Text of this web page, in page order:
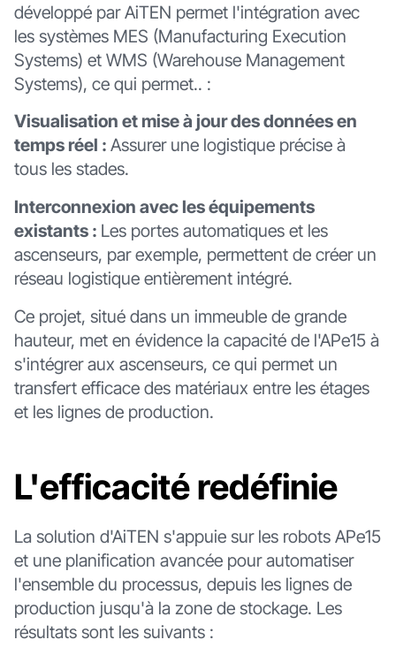
développé par AiTEN permet l'intégration avec
les systèmes MES (Manufacturing Execution
Systems) et WMS (Warehouse Management
Systems), ce qui permet.. :
Visualisation et mise à jour des données en
temps réel : Assurer une logistique précise à
tous les stades.
Interconnexion avec les équipements
existants : Les portes automatiques et les
ascenseurs, par exemple, permettent de créer un
réseau logistique entièrement intégré.
Ce projet, situé dans un immeuble de grande
hauteur, met en évidence la capacité de l'APe15 à
s'intégrer aux ascenseurs, ce qui permet un
transfert efficace des matériaux entre les étages
et les lignes de production.
L'efficacité redéfinie
La solution d'AiTEN s'appuie sur les robots APe15
et une planification avancée pour automatiser
l'ensemble du processus, depuis les lignes de
production jusqu'à la zone de stockage. Les
résultats sont les suivants :